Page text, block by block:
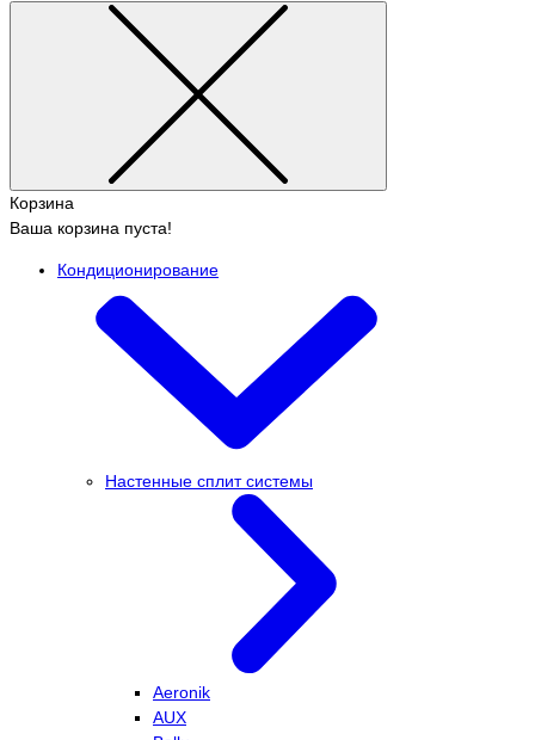
Корзина
Ваша корзина пуста!
Кондиционирование
Настенные сплит системы
Aeronik
AUX